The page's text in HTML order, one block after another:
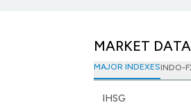
MARKET DATA
MAJOR INDEXESINDO-
IHSG